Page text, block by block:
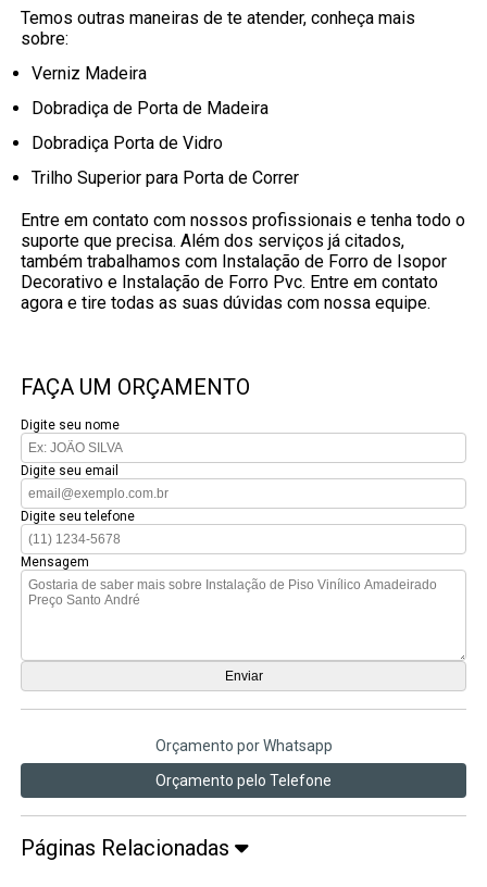
Temos outras maneiras de te atender, conheça mais
sobre:
Verniz Madeira
Dobradiça de Porta de Madeira
Dobradiça Porta de Vidro
Trilho Superior para Porta de Correr
Entre em contato com nossos profissionais e tenha todo o
suporte que precisa. Além dos serviços já citados,
também trabalhamos com Instalação de Forro de Isopor
Decorativo e Instalação de Forro Pvc. Entre em contato
agora e tire todas as suas dúvidas com nossa equipe.
FAÇA UM ORÇAMENTO
Digite seu nome
Digite seu email
Digite seu telefone
Mensagem
Orçamento por Whatsapp
Orçamento pelo Telefone
Páginas Relacionadas